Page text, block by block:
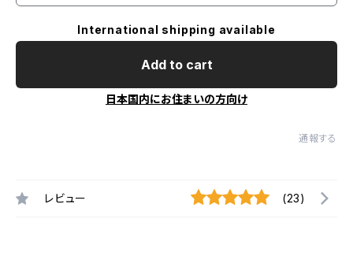
International shipping available
Add to cart
日本国内にお住まいの方向け
通報する
レビュー (23)